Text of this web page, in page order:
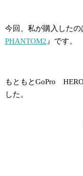
今回、私が購入した
PHANTOM2 』です。
もともとGoPro
した。